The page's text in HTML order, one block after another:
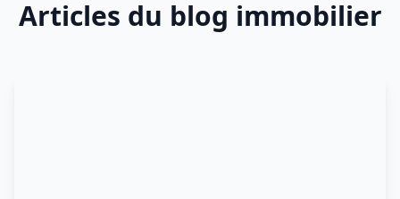
Articles du blog immobilier